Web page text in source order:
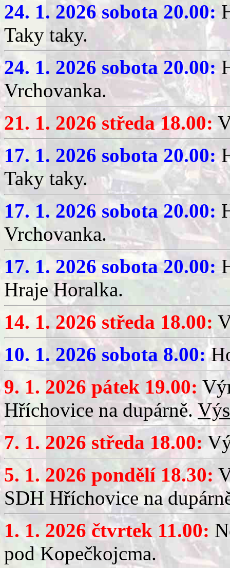
24. 1. 2026 sobota 20.00:
Taky taky.
24. 1. 2026 sobota 20.00:
Vrchovanka.
21. 1. 2026 středa 18.00:
17. 1. 2026 sobota 20.00:
Taky taky.
17. 1. 2026 sobota 20.00:
Vrchovanka.
17. 1. 2026 sobota 20.00:
Hraje Horalka.
14. 1. 2026 středa 18.00:
10. 1. 2026 sobota 8.00:
9. 1. 2026 pátek 19.00:
Hříchovice na dupárně.
7. 1. 2026 středa 18.00:
5. 1. 2026 pondělí 18.30:
SDH Hříchovice na
1. 1. 2026 čtvrtek 11.00:
pod Kopečkojcma.